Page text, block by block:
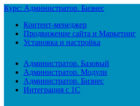
Курс: Администратор. Бизнес
Контент-менеджер
Продвижение сайта и Маркетинг
Установка и настройка
Администратор. Базовый
Администратор. Модули
Администратор. Бизнес
Интеграция с 1С